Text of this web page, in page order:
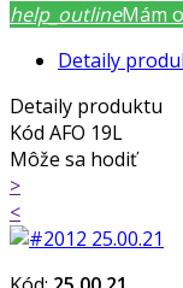
help_outlineMám
Detaily
Detaily produktu
Kód AFO 19L
Môže sa hodiť
>
<